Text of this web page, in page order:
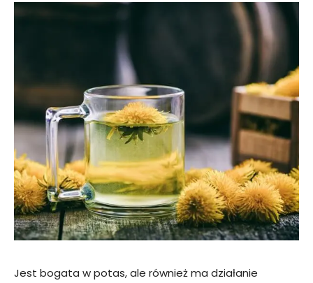
Jest bogata w potas, ale również ma działanie